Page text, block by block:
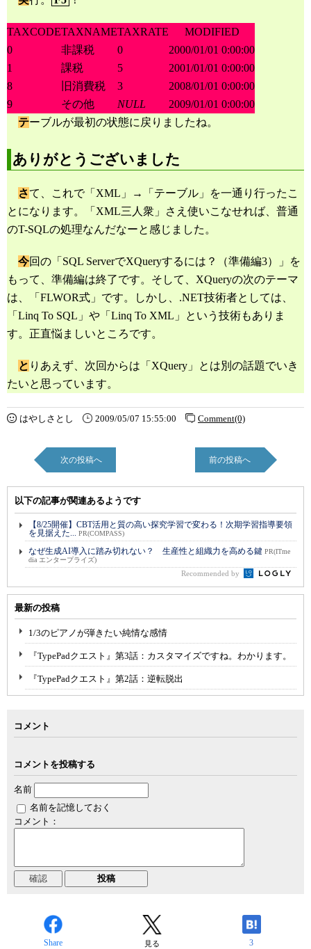
21
23
25
26
28
29
30
32
34
35
37
38
39
41
/* XML文書のハンドルを取得 */
sp_xml_preparedocument
OPENXML(@hdoc,N'/export/data' 2
WITH
val1 50))
TAX. TAXCODE=ox.val1
/* XML文書を解放 */
EXEC
sp_xml_removedocument @hdoc
/* 実行結果の確認 */
TAXCODETAXNAMETAXRATE
MODIFIED
0
非課税 0
2000/01/01 0:00:00
1
課税 5
2001/01/01 0:00:00
8
旧消費税 3
2008/01/01 0:00:00
9
その他 NULL
2009/01/01 0:00:00
テーブルが最初の状態に戻りましたね。
ありがとうございました
さて、これで「XML」→「テーブル」を一通り行ったこ
とになります。「XML三人衆」さえ使いこなせれば、普通
のT-SQLの処理なんだなーと感じました。
今回の「SQL ServerでXQueryするには？（準備編3）」を
もって、準備編は終了です。そして、XQueryの次のテーマ
は、「FLWOR式」です。しかし、.NET技術者としては、
「Linq To SQL」や「Linq To XML」という技術もありま
す。正直悩ましいところです。
と りあえず、次回からは「XQuery」とは別の話題でいき
たいと思っています。
はやしさとし 2009/05/07 15:55:00 Comment(0)
次の投稿へ 前の投稿へ
以下の記事が関連あるようです
【8/25開催】CBT活用と質の高い探究学習で変わる！次期学習指導要領
を見据えた... PR(COMPASS)
なぜ生成AI導入に踏み切れない？ 生産性と組織力を高める鍵 PR(ITme
dia エンタープライズ)
Recommended by
最新の投稿
1/3のピアノが弾きたい純情な感情
『TypePadクエスト』第3話：カスタマイズですね。わかります。
『TypePadクエスト』第2話：逆転脱出
コメント
コメントを投稿する
名前
名前を記憶しておく
コメント：
Share 見る 3